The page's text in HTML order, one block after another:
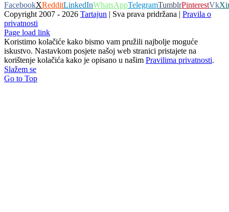
FacebookXRedditLinkedInWhatsAppTelegramTumblrPinterestVk
Copyright 2007 - 2026 Tartajun | Sva prava pridržana | Pravila o
privatnosti
Page load link
Koristimo kolačiće kako bismo vam pružili najbolje moguće
iskustvo. Nastavkom posjete našoj web stranici pristajete na
korištenje kolačića kako je opisano u našim Pravilima privatnosti.
Slažem se
Go to Top